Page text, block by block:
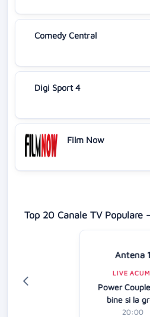
Comedy Central
Digi Sport 4
Film Now
Top 20 Canale TV Populare
Antena 1
LIVE
Power
bine si la
20:00